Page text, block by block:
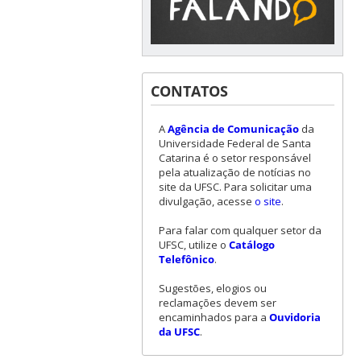
CONTATOS
AAgência de Comunicaçãoda
Universidade Federal de Santa
Catarina é o setor responsável
pela atualização de notícias no
site da UFSC. Para solicitar uma
divulgação, acesse o site.
Para falar com qualquer setor da
UFSC, utilize o Catálogo
Telefônico.
Sugestões, elogios ou
reclamações devem ser
encaminhados para a Ouvidoria
da UFSC.